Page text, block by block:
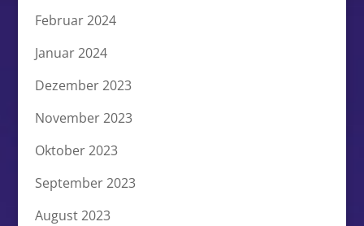
Februar 2024
Januar 2024
Dezember 2023
November 2023
Oktober 2023
September 2023
August 2023